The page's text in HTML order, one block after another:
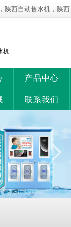
陕西自动售水机，陕西
机
产品中心
联系我们